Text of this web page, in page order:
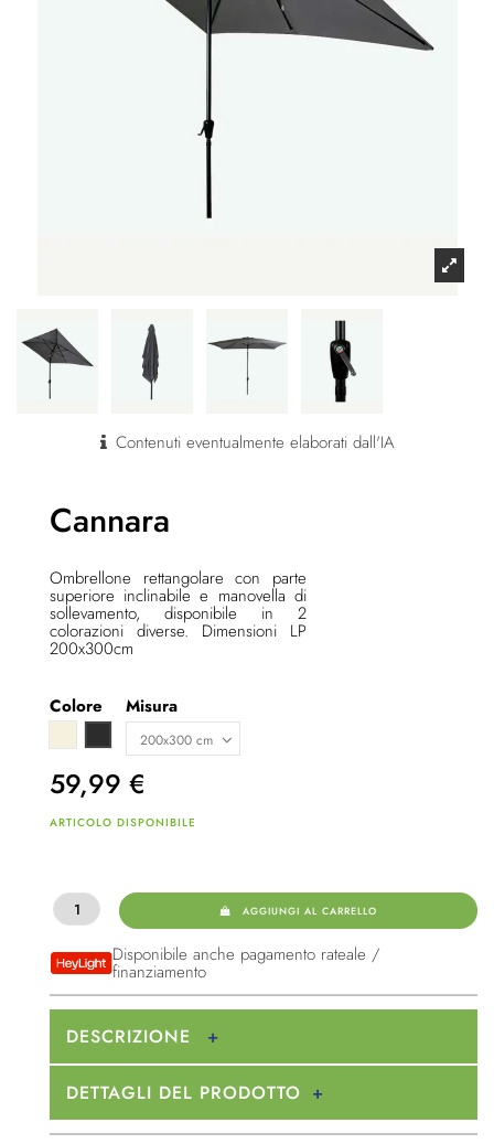
Contenuti eventualmente elaborati dall'IA
Cannara
Ombrellone rettangolare con parte
superiore inclinabile e manovella di
sollevamento, disponibile in 2
colorazioni diverse. Dimensioni LP
200x300cm
Colore
Anthrazit
Misura
59,99 €
ARTICOLO DISPONIBILE
AGGIUNGI AL CARRELLO
Disponibile anche pagamento rateale /
finanziamento
DESCRIZIONE
DETTAGLI DEL PRODOTTO